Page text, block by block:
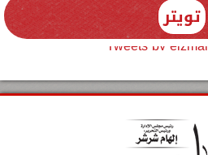
تويتر
Tweets by